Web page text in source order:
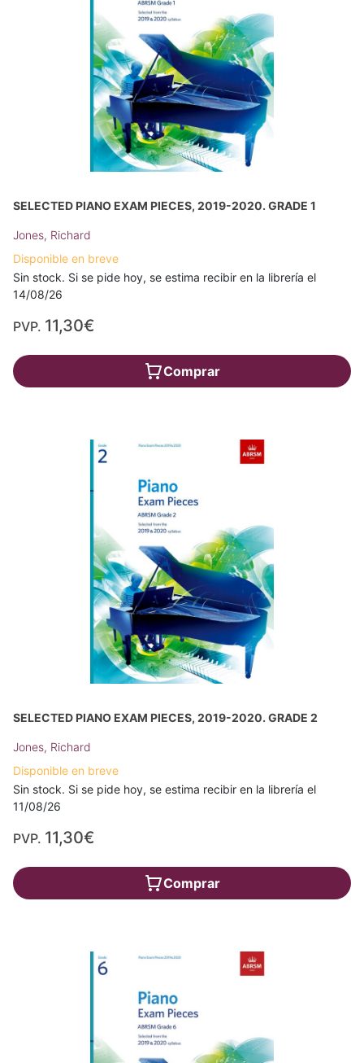
SELECTED PIANO EXAM PIECES, 2019-2020. GRADE 1
Jones, Richard
Disponible en breve
Sin stock. Si se pide hoy, se estima recibir en la librería el
14/08/26
PVP. 11,30€
Comprar
SELECTED PIANO EXAM PIECES, 2019-2020. GRADE 2
Jones, Richard
Disponible en breve
Sin stock. Si se pide hoy, se estima recibir en la librería el
11/08/26
PVP. 11,30€
Comprar